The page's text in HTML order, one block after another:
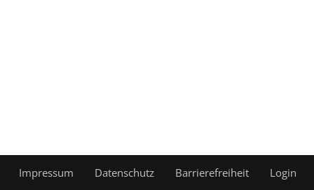
Impressum Datenschutz Barrierefreiheit Login